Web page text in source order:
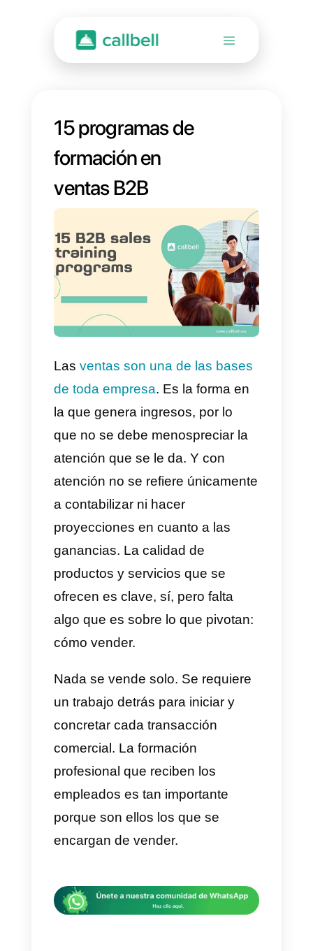
15 programas de
formación en
ventas B2B
Las
ventas son una de las bases
de toda empresa. Es la forma en
la que genera ingresos, por lo
que no se debe menospreciar la
atención no se refiere
a contabilizar ni hacer
proyecciones en cuanto a las
ganancias. La calidad de
productos y servicios que se
ofrecen es clave, sí, pero falta
cómo vender.
Nada se vende solo. Se requiere
concretar cada transacción
comercial. La formación